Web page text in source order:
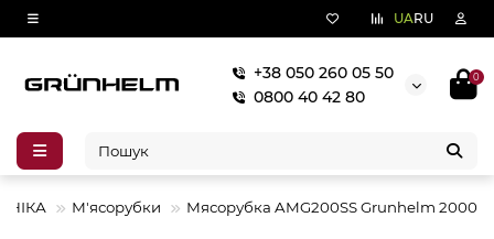
UARU
+38 050 260 05 50
0800 40 42 80
0
М'ясорубки Мясорубка AMG200SS Grunhelm 2000